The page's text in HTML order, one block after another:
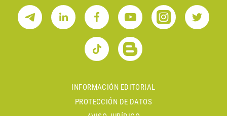
INFORMACIÓN EDITORIAL
PROTECCIÓN DE DATOS